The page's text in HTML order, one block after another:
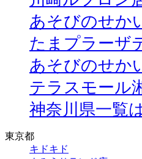
あそびのせか
たまプラーザ
あそびのせか
テラスモール
神奈川県一覧
東京都
キドキド